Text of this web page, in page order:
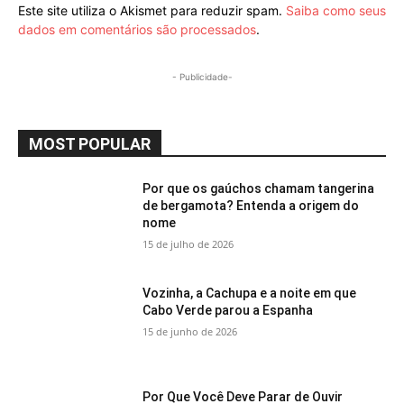
Este site utiliza o Akismet para reduzir spam. Saiba como seus
dados em comentários são processados.
- Publicidade-
MOST POPULAR
Por que os gaúchos chamam tangerina
de bergamota? Entenda a origem do
nome
15 de julho de 2026
Vozinha, a Cachupa e a noite em que
Cabo Verde parou a Espanha
15 de junho de 2026
Por Que Você Deve Parar de Ouvir